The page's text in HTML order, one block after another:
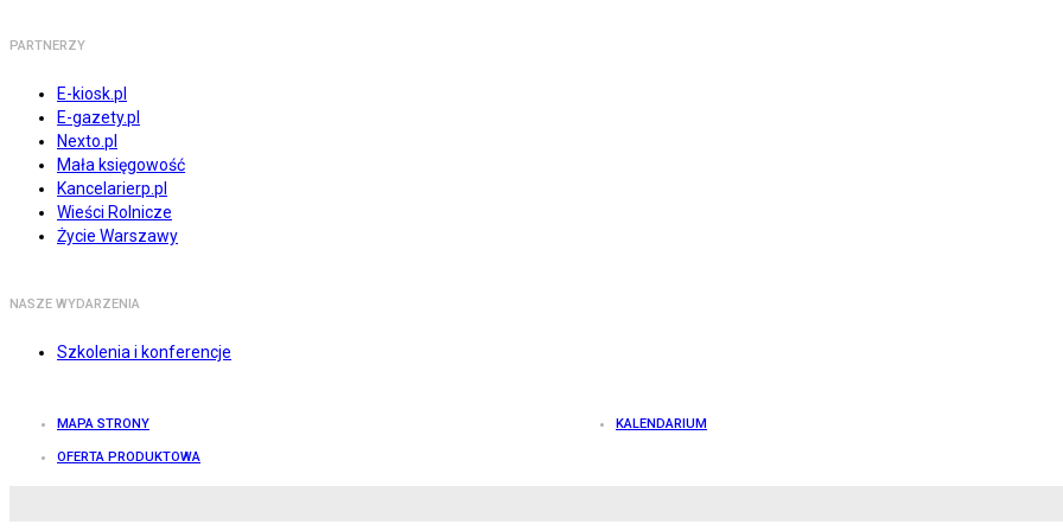
PARTNERZY
E-kiosk.pl
E-gazety.pl
Nexto.pl
Mała księgowość
Kancelarierp.pl
Wieści Rolnicze
Życie Warszawy
NASZE WYDARZENIA
Szkolenia i konferencje
MAPA STRONY KALENDARIUM
OFERTA PRODUKTOWA